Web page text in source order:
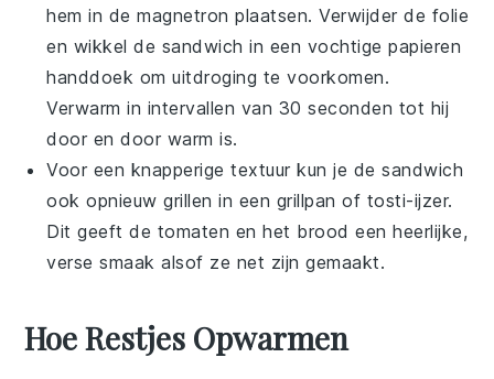
hem in de magnetron plaatsen. Verwijder de folie
en wikkel de sandwich in een vochtige papieren
handdoek om uitdroging te voorkomen.
Verwarm in intervallen van 30 seconden tot hij
door en door warm is.
Voor een knapperige textuur kun je de sandwich
ook opnieuw grillen in een grillpan of tosti-ijzer.
Dit geeft de tomaten en het brood een heerlijke,
verse smaak alsof ze net zijn gemaakt.
Hoe Restjes Opwarmen